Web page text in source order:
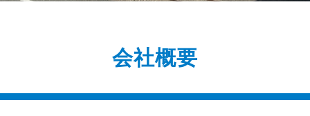
会社概要